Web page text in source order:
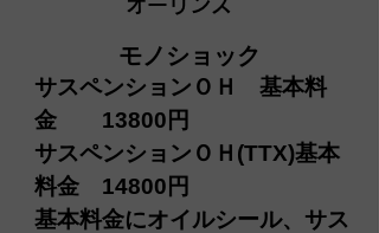
​オーリンズ
​モノショック
サスペンションＯＨ 基本料
金 13800円
サスペンションＯＨ(TTX)基本
料金 14800円
基本料金にオイルシール、サス